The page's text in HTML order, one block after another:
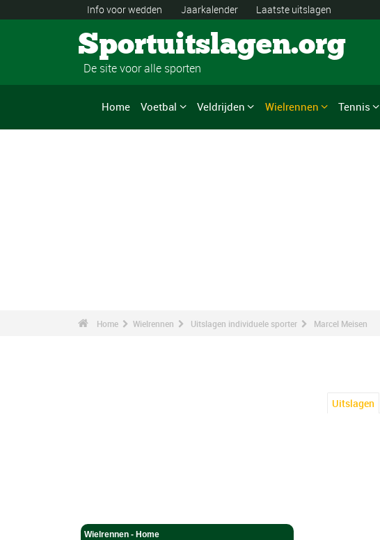
Info voor wedden Jaarkalender Laatste uitslagen
Sportuitslagen.org
De site voor alle sporten
Home Voetbal Veldrijden Wielrennen Tennis
Home Wielrennen Uitslagen individuele sporter Marcel Meisen
Wielrennen - Home
Uitslagen